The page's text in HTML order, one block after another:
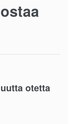
otetta